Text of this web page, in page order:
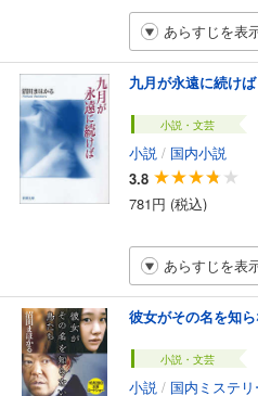
あらすじを表
九月が永遠に続けば
小説・文芸
小説 / 国内小説
3.8
781円 (税込)
あらすじを表
彼女がその名を知
小説・文芸
小説 / 国内ミステリ